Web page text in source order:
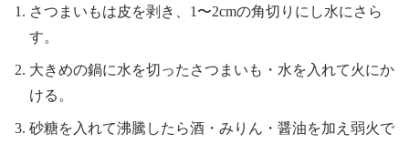
さつまいもは皮を剥き、1〜2cmの角切りにし水にさら
す。
大きめの鍋に水を切ったさつまいも・水を入れて火にか
ける。
砂糖を入れて沸騰したら酒・みりん・醤油を加え弱火で